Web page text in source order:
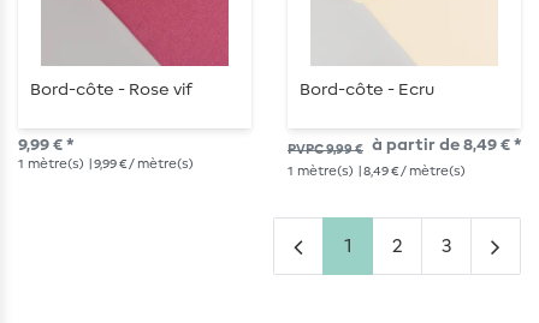
Bord-côte - Rose vif
9,99 € *
1 mètre(s) | 9,99 € / mètre(s)
Bord-côte - Ecru
PVPC 9,99 € à partir de 8,49 € *
1 mètre(s) | 8,49 € / mètre(s)
1 2 3